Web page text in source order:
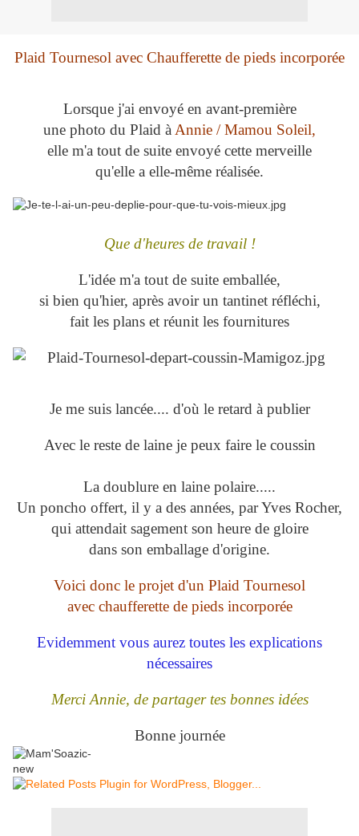
Plaid Tournesol avec Chaufferette de pieds incorporée
Lorsque j'ai envoyé en avant-première
une photo du Plaid à Annie / Mamou Soleil,
elle m'a tout de suite envoyé cette merveille
qu'elle a elle-même réalisée.
Que d'heures de travail !
L'idée m'a tout de suite emballée,
si bien qu'hier, après avoir un tantinet réfléchi,
fait les plans et réunit les fournitures
Je me suis lancée.... d'où le retard à publier
Avec le reste de laine je peux faire le coussin
La doublure en laine polaire.....
Un poncho offert, il y a des années, par Yves Rocher,
qui attendait sagement son heure de gloire
dans son emballage d'origine.
Voici donc le projet d'un Plaid Tournesol
avec chaufferette de pieds incorporée
Evidemment vous aurez toutes les explications
nécessaires
Merci Annie, de partager tes bonnes idées
Bonne journée